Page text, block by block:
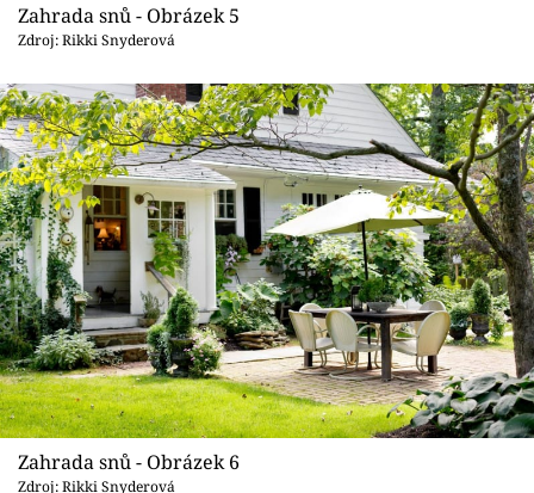
Zahrada snů - Obrázek 5
Zdroj: Rikki Snyderová
Zahrada snů - Obrázek 6
Zdroj: Rikki Snyderová